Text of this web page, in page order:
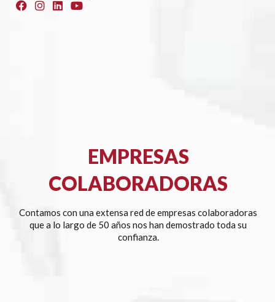
EMPRESAS
COLABORADORAS
Contamos con una extensa red de empresas colaboradoras
que a lo largo de 50 años nos han demostrado toda su
confianza.